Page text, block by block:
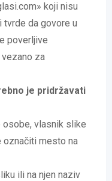
koji nisu
tvrde da govore u
poverljive
za
je pridržavati
osobe, vlasnik slike
označiti mesto na
ili na njen naziv